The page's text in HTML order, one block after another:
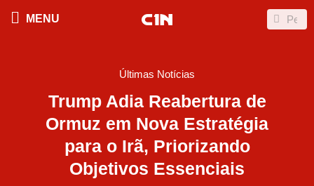
para
MENU Search
Search
Últimas Notícias
Trump Adia Reabertura de
Ormuz em Nova Estratégia
para o Irã, Priorizando
Objetivos Essenciais